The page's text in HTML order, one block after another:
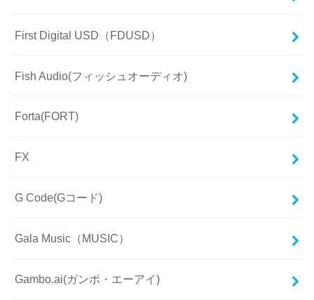
First Digital USD（FDUSD）
Fish Audio(フィッシュオーディオ)
Forta(FORT)
FX
G Code(Gコード)
Gala Music（MUSIC）
Gambo.ai(ガンボ・エーアイ)